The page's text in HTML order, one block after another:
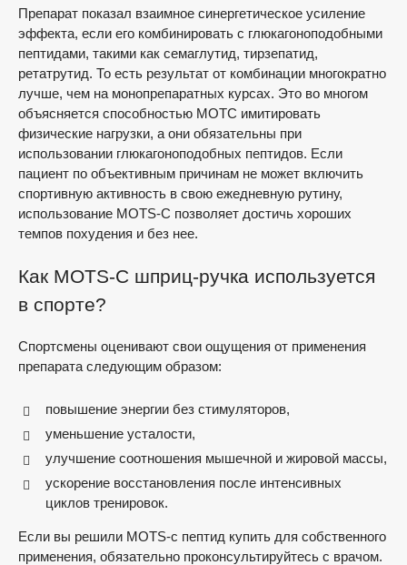
Препарат показал взаимное синергетическое усиление
эффекта, если его комбинировать с глюкагоноподобными
пептидами, такими как семаглутид, тирзепатид,
ретатрутид. То есть результат от комбинации многократно
лучше, чем на монопрепаратных курсах. Это во многом
объясняется способностью МОТС имитировать
физические нагрузки, а они обязательны при
использовании глюкагоноподобных пептидов. Если
пациент по объективным причинам не может включить
спортивную активность в свою ежедневную рутину,
использование MOTS-C позволяет достичь хороших
темпов похудения и без нее.
Как MOTS-C шприц-ручка используется
в спорте?
Спортсмены оценивают свои ощущения от применения
препарата следующим образом:
повышение энергии без стимуляторов,
уменьшение усталости,
улучшение соотношения мышечной и жировой массы,
ускорение восстановления после интенсивных
циклов тренировок.
Если вы решили MOTS-c пептид купить для собственного
применения, обязательно проконсультируйтесь с врачом.